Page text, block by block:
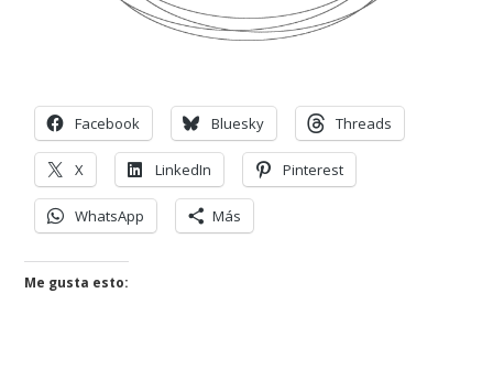
Facebook Bluesky Threads
X LinkedIn Pinterest
WhatsApp Más
Me gusta esto: